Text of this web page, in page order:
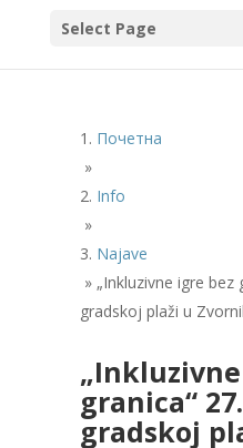
Select Page
Почетна
»
Info
»
Najave
» „Inkluzivne igre bez
gradskoj plaži u
granica“
gradskoj